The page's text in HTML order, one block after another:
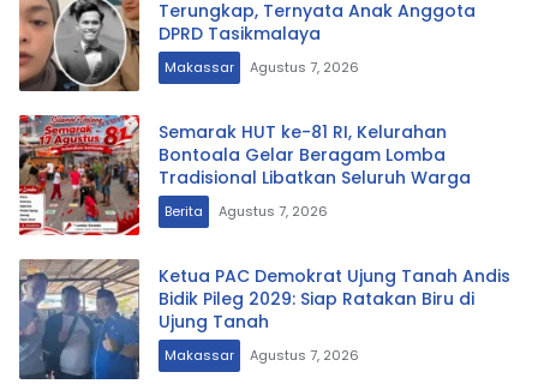
Terungkap, Ternyata Anak Anggota
DPRD Tasikmalaya
Makassar Agustus 7, 2026
Semarak HUT ke-81 RI, Kelurahan
Bontoala Gelar Beragam Lomba
Tradisional Libatkan Seluruh Warga
Berita Agustus 7, 2026
Ketua PAC Demokrat Ujung Tanah Andis
Bidik Pileg 2029: Siap Ratakan Biru di
Ujung Tanah
Makassar Agustus 7, 2026